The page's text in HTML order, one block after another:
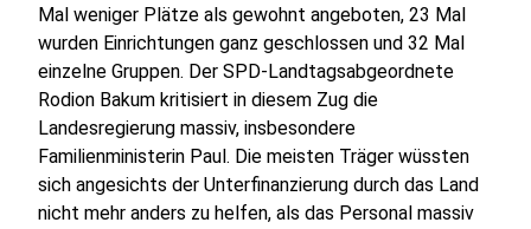
Mal weniger Plätze als gewohnt angeboten, 23 Mal
wurden Einrichtungen ganz geschlossen und 32 Mal
einzelne Gruppen. Der SPD-Landtagsabgeordnete
Rodion Bakum kritisiert in diesem Zug die
Landesregierung massiv, insbesondere
Familienministerin Paul. Die meisten Träger wüssten
sich angesichts der Unterfinanzierung durch das Land
nicht mehr anders zu helfen, als das Personal massiv